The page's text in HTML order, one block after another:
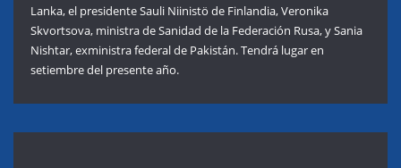
Lanka, el presidente Sauli Niinistö de Finlandia, Veronika
Skvortsova, ministra de Sanidad de la Federación Rusa, y Sania
Nishtar, exministra federal de Pakistán. Tendrá lugar en
setiembre del presente año.